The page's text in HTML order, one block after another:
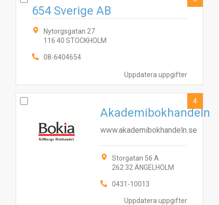
Uppdatera uppgifter
654 Sverige AB
Nytorgsgatan 27
116 40 STOCKHOLM
08-6404654
Uppdatera uppgifter
Akademibokhandeln
www.akademibokhandeln.se
Storgatan 56 A
262 32 ÄNGELHOLM
0431-10013
4